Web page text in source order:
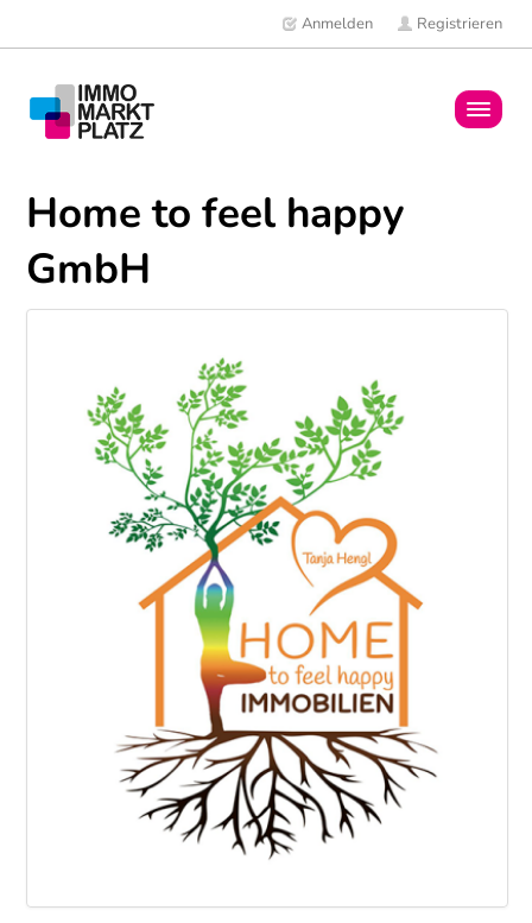
Anmelden Registrieren
Mitglieder
News
Home to feel happy
GmbH